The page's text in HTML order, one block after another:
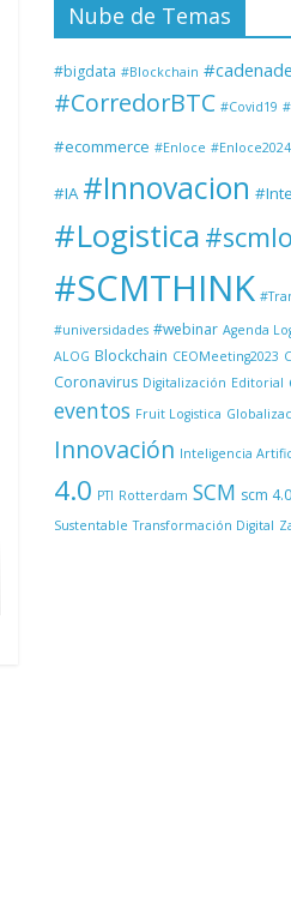
Nube de Temas
#bigdata #Blockchain
#CorredorBTC #Covid19
#ecommerce #Enloce #Enloce2024
#IA #Innovacion
#Logistica
#SCMTHINK
#universidades #webinar Agenda
ALOG Blockchain CEOMeeting2023
Coronavirus Digitalización Editorial
eventos Fruit Logistica
Innovación Inteligencia
4.0 PTI Rotterdam SCM scm 4.0
Sustentable Transformación Digital